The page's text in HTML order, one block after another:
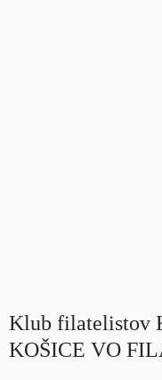
Klub filatelistov
KOŠICE VO